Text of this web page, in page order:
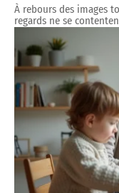
À rebours des images
regards ne se